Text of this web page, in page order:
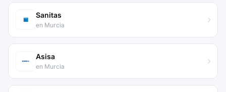
Sanitas
en Murcia
Asisa
en Murcia